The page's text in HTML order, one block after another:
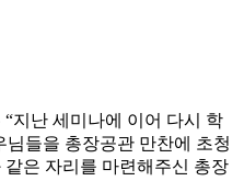
지난 세미나에 이어 다시 학
들을 총장공관 만찬에 초청
은 자리를 마련해주신 총장